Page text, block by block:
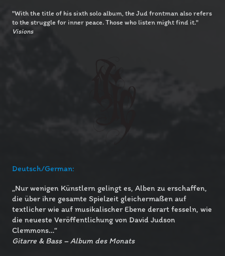
"With the title of his sixth solo album, the Jud frontman also refers
to the struggle for inner peace. Those who listen might find it."
Visions
Deutsch/German:
„Nur wenigen Künstlern gelingt es, Alben zu erschaffen,
die über ihre gesamte Spielzeit gleichermaßen auf
textlicher wie auf musikalischer Ebene derart fesseln, wie
die neueste Veröffentlichung von David Judson
Clemmons…“
Gitarre & Bass – Album des Monats